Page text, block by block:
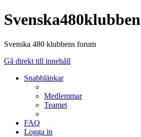
Svenska480klubben
Svenska 480 klubbens forum
Gå direkt till innehåll
Snabblänkar
Medlemmar
Teamet
FAQ
Logga in